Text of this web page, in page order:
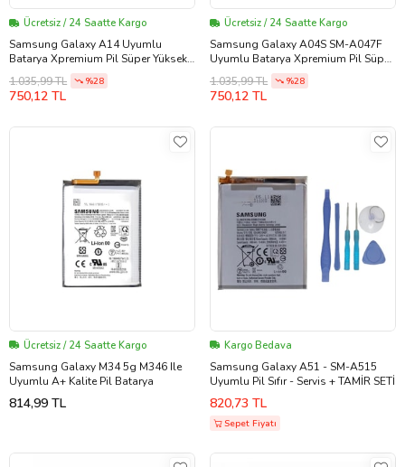
Ücretsiz / 24 Saatte Kargo
Samsung Galaxy A14 Uyumlu
Batarya Xpremium Pil Süper Yüksek
Kalite 5000 mAh HQ-50S
1.035,99 TL %28
750,12 TL
Ücretsiz / 24 Saatte Kargo
Samsung Galaxy A04S SM-A047F
Uyumlu Batarya Xpremium Pil Süper
Yüksek Kalite 5000 mAh EB-
BA217ABY
1.035,99 TL %28
750,12 TL
Ücretsiz / 24 Saatte Kargo
Samsung Galaxy M34 5g M346 Ile
Uyumlu A+ Kalite Pil Batarya
814,99 TL
Kargo Bedava
Samsung Galaxy A51 - SM-A515
Uyumlu Pil Sıfır - Servis + TAMİR SETİ
820,73 TL
Sepet Fiyatı